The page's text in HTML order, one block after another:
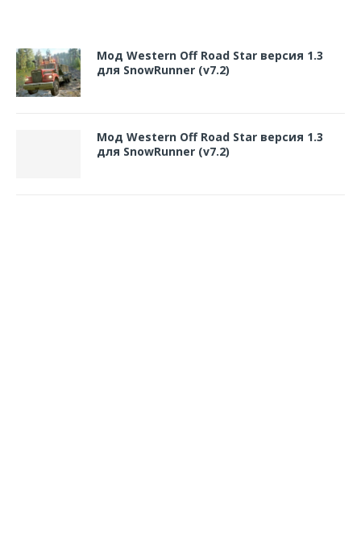
Мод Western Off Road Star версия 1.3
для SnowRunner (v7.2)
Мод Western Off Road Star версия 1.3
для SnowRunner (v7.2)